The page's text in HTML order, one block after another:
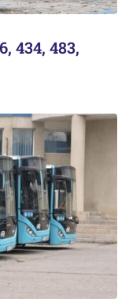
434, 483,